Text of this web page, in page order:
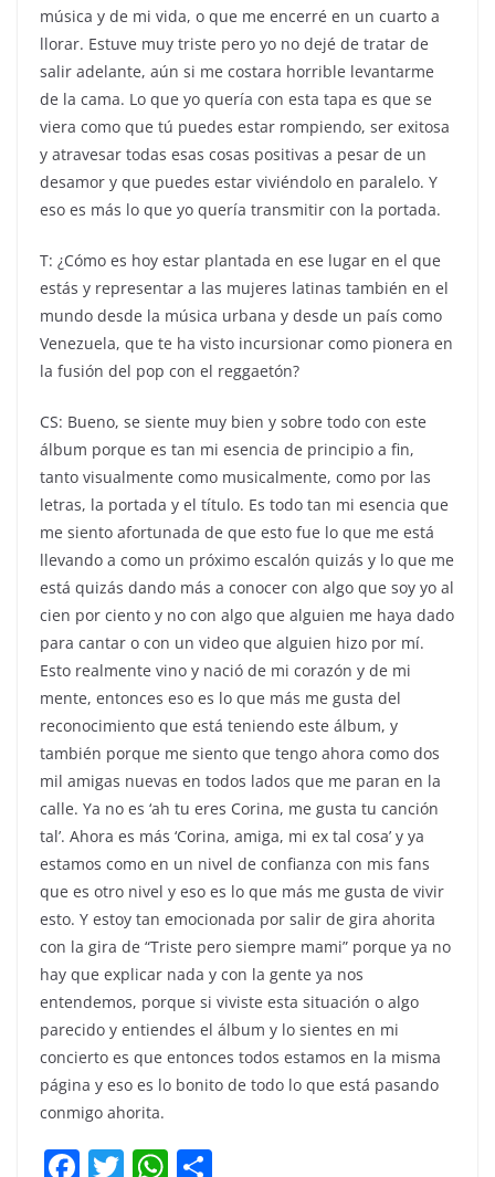
música y de mi vida, o que me encerré en un cuarto a
llorar. Estuve muy triste pero yo no dejé de tratar de
salir adelante, aún si me costara horrible levantarme
de la cama. Lo que yo quería con esta tapa es que se
viera como que tú puedes estar rompiendo, ser exitosa
y atravesar todas esas cosas positivas a pesar de un
desamor y que puedes estar viviéndolo en paralelo. Y
eso es más lo que yo quería transmitir con la portada.
T: ¿Cómo es hoy estar plantada en ese lugar en el que
estás y representar a las mujeres latinas también en el
mundo desde la música urbana y desde un país como
Venezuela, que te ha visto incursionar como pionera en
la fusión del pop con el reggaetón?
CS: Bueno, se siente muy bien y sobre todo con este
álbum porque es tan mi esencia de principio a fin,
tanto visualmente como musicalmente, como por las
letras, la portada y el título. Es todo tan mi esencia que
me siento afortunada de que esto fue lo que me está
llevando a como un próximo escalón quizás y lo que me
está quizás dando más a conocer con algo que soy yo al
cien por ciento y no con algo que alguien me haya dado
para cantar o con un video que alguien hizo por mí.
Esto realmente vino y nació de mi corazón y de mi
mente, entonces eso es lo que más me gusta del
reconocimiento que está teniendo este álbum, y
también porque me siento que tengo ahora como dos
mil amigas nuevas en todos lados que me paran en la
calle. Ya no es ‘ah tu eres Corina, me gusta tu canción
tal’. Ahora es más ‘Corina, amiga, mi ex tal cosa’ y ya
estamos como en un nivel de confianza con mis fans
que es otro nivel y eso es lo que más me gusta de vivir
esto. Y estoy tan emocionada por salir de gira ahorita
con la gira de “Triste pero siempre mami” porque ya no
hay que explicar nada y con la gente ya nos
entendemos, porque si viviste esta situación o algo
parecido y entiendes el álbum y lo sientes en mi
concierto es que entonces todos estamos en la misma
página y eso es lo bonito de todo lo que está pasando
conmigo ahorita.
F T W